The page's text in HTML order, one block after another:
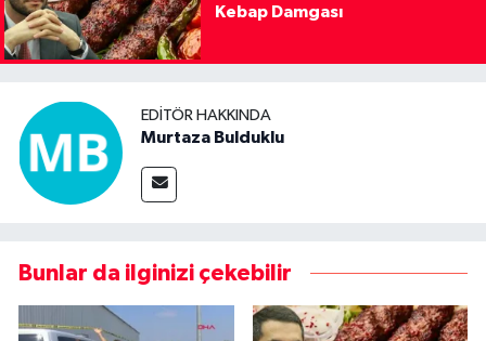
Kebap Damgası
EDITÖR HAKKINDA
Murtaza Bulduklu
Bunlar da ilginizi çekebilir